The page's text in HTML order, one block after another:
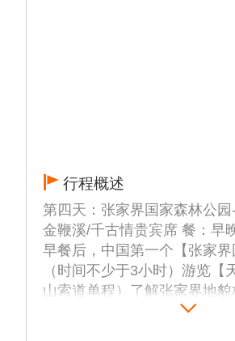
晚上赠送观看《张家界千古情
亿万年的历史文化与传说，分
《武陵仙境》《天子山传说》
《马桑树》《爱在湘西》等场
的声光电等高科技手段，呈现
其不意的效果，让观众时刻
行程概述
第四天：张家界国家森林公
金鞭溪/千古情贵宾席 餐：早
早餐后，中国第一个【张家界
（时间不少于3小时）游览【
山索道单程）了解张家界地
析张家界地貌—石英砂岩矿物